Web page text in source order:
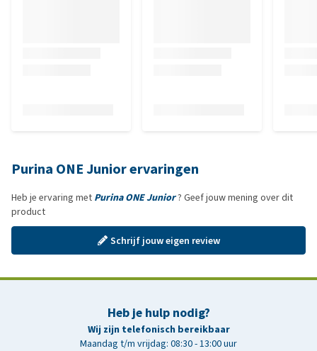
Purina ONE Junior ervaringen
Heb je ervaring met Purina ONE Junior? Geef jouw mening over dit
product
Schrijf jouw eigen review
Heb je hulp nodig?
Wij zijn telefonisch bereikbaar
Maandag t/m vrijdag: 08:30 - 13:00 uur